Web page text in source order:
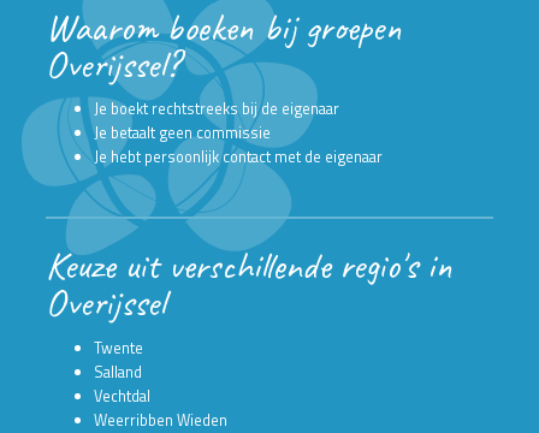
Waarom boeken bij groepen
Overijssel?
Je boekt rechtstreeks bij de eigenaar
Je betaalt geen commissie
Je hebt persoonlijk contact met de eigenaar
Keuze uit verschillende regio's in
Overijssel
Twente
Salland
Vechtdal
Weerribben Wieden